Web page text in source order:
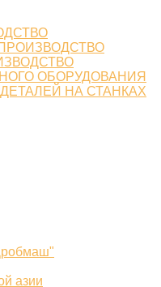
ОБОРУДОВАНИЯ
НА СТАНКАХ
азии